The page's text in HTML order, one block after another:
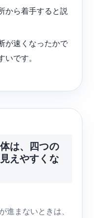
から着手すると説
が速くなったかで
です。
は、四つの
えやすくな
進まないときは、